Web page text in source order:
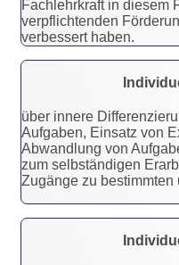
Fachlehrkraft in diesem
ver­pflichtenden
verbessert haben.
über innere
Aufgaben, Einsatz von
Abwandlung von
zum selb­ständigen
Zugänge zu